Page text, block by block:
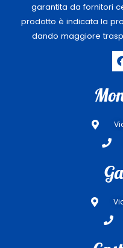
garantita da fornitori
prodotto è indicata la
dando maggiore